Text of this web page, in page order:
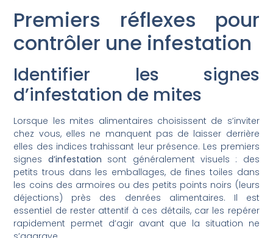
Premiers réflexes pour
contrôler une infestation
Identifier les signes
d’infestation de mites
Lorsque les mites alimentaires choisissent de s’inviter
chez vous, elles ne manquent pas de laisser derrière
elles des indices trahissant leur présence. Les premiers
signes d’infestation sont généralement visuels : des
petits trous dans les emballages, de fines toiles dans
les coins des armoires ou des petits points noirs (leurs
déjections) près des denrées alimentaires. Il est
essentiel de rester attentif à ces détails, car les repérer
rapidement permet d’agir avant que la situation ne